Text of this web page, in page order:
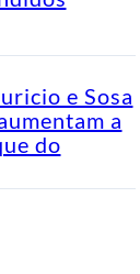
e Sosa
a
do